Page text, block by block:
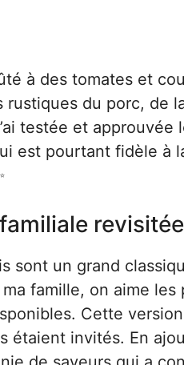
à des tomates et
rustiques du porc, de
testée et approuvée
est pourtant fidèle à
revisitée
sont un grand
famille, on aime
Cette
étaient invités. En